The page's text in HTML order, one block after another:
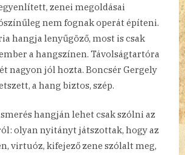
zenei megoldásai
nem fognak operát építeni.
hangja lenyűgöző, most is csak
a hangszínen. Távolságtartóra
nagyon jól hozta. Boncsér Gergely
a hang biztos, szép.
hangján lehet csak szólni az
olyan nyitányt játszottak, hogy az
virtuóz, kifejező zene szólalt meg,